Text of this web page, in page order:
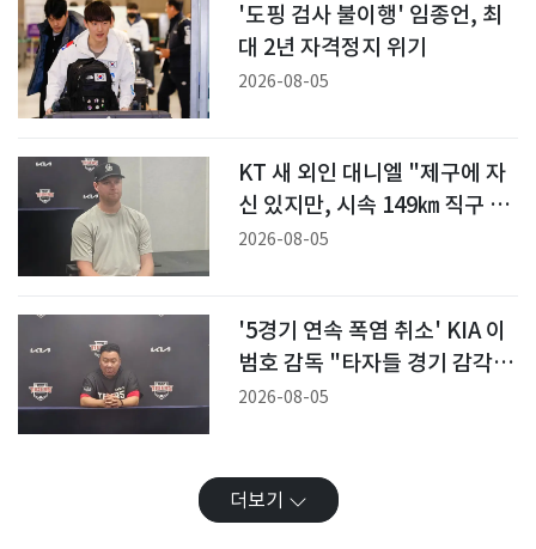
'도핑 검사 불이행' 임종언, 최
대 2년 자격정지 위기
2026-08-05
KT 새 외인 대니엘 "제구에 자
신 있지만, 시속 149㎞ 직구 거
뜬"
2026-08-05
'5경기 연속 폭염 취소' KIA 이
범호 감독 "타자들 경기 감각
걱정"
2026-08-05
더보기